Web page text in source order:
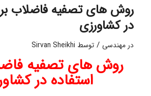
روش های تصفیه فاضلاب
در کشاورزی
درمهندسی / توسط Sirvan Sheikhi
روش های تصفیه
استفاده در